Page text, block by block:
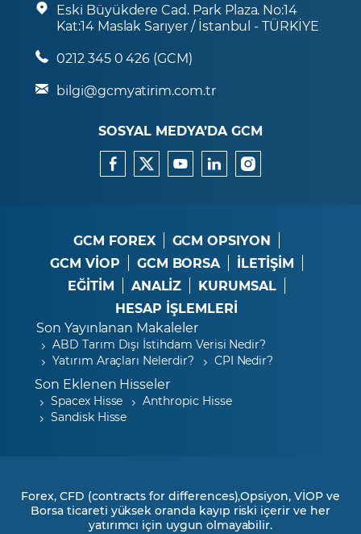
Eski Büyükdere Cad. Park Plaza. No:14
Kat:14 Maslak Sarıyer / İstanbul - TÜRKİYE
0212 345 0 426 (GCM)
bilgi@gcmyatirim.com.tr
SOSYAL MEDYA’DA GCM
GCM FOREX
GCM OPSIYON
GCM VİOP
GCM BORSA
İLETİŞİM
EĞİTİM
ANALİZ
KURUMSAL
HESAP İŞLEMLERİ
Son Yayınlanan Makaleler
ABD Tarım Dışı İstihdam Verisi Nedir?
Yatırım Araçları Nelerdir?
CPI Nedir?
Son Eklenen Hisseler
Spacex Hisse
Anthropic Hisse
Sandisk Hisse
Forex, CFD (contracts for differences),Opsiyon, VİOP ve
Borsa ticareti yüksek oranda kayıp riski içerir ve her
yatırımcı için uygun olmayabilir.